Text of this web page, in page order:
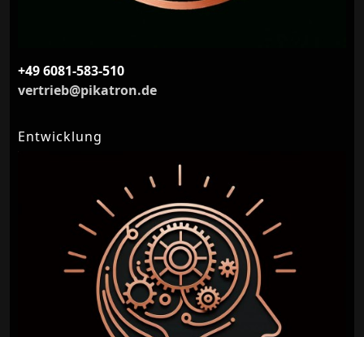
+49 6081-583-510
vertrieb@pikatron.de
Entwicklung